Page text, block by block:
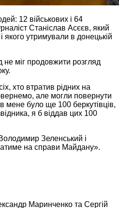
12 військових і 64
Станіслав Асєєв, який
якого утримували в донецькій
не міг продовжити розгляд
хто втратив рідних на
але могли повернути
мене було ще 100 беркутівців,
я б віддав цих 100
Зеленський і
на справи Майдану».
Маринченко та Сергій